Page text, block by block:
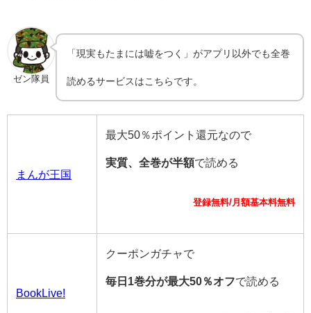
ゼン隊員
「現実もたまには嘘をつく」がアプリ以外でも全巻
読めるサービスはこちらです。
まんが王国
最大50％ポイント還元なので
実質、全巻が半額で読める
登録無料/月額基本料無料
BookLive!
クーポンガチャで
毎日1巻分が最大50％オフで読める